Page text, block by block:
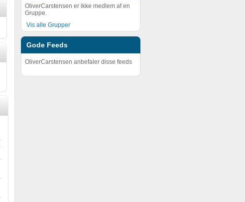
OliverCarstensen er ikke medlem af en
Gruppe.
Vis alle Grupper
Gode Feeds
OliverCarstensen anbefaler disse feeds